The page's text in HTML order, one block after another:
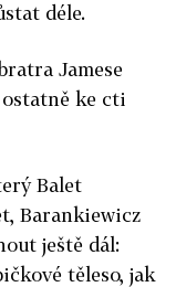
déle.
Jamese
ostatně ke cti
Balet
Barankiewicz
ještě dál:
těleso, jak